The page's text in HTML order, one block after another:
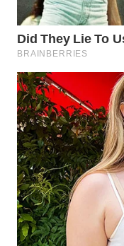
WN
NATUNA
BINTAN
WN
MANDALIKA
WN
LIKUPANG
WN
LABUANBAJO